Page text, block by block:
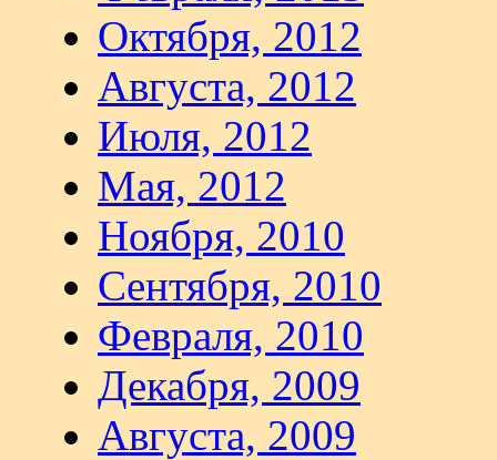
Октября, 2012
Августа, 2012
Июля, 2012
Мая, 2012
Ноября, 2010
Сентября, 2010
Февраля, 2010
Декабря, 2009
Августа, 2009